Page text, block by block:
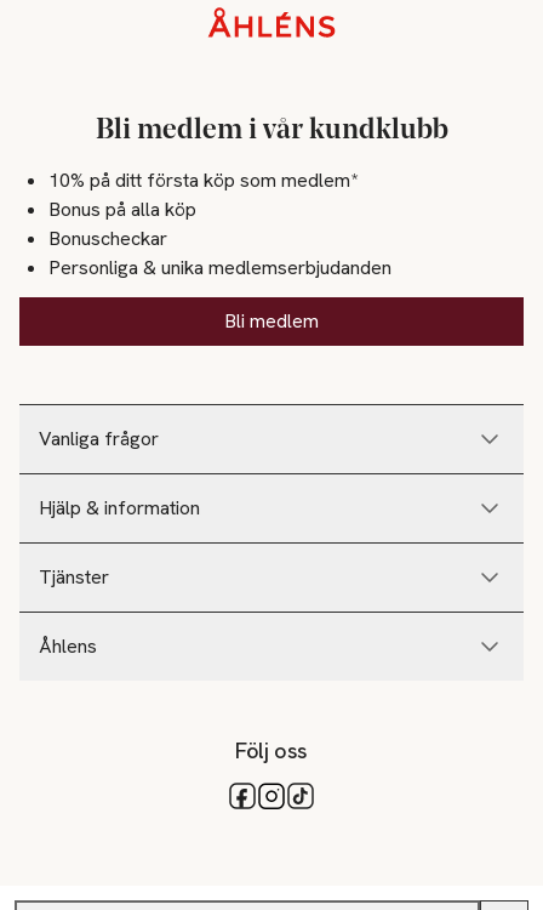
Vanliga frågor
Hjälp & information
Tjänster
Åhlens
Bli medlem i vår kundklubb
10% på ditt första köp som medlem*
Bonus på alla köp
Bonuscheckar
Personliga & unika medlemserbjudanden
Bli medlem
Följ oss